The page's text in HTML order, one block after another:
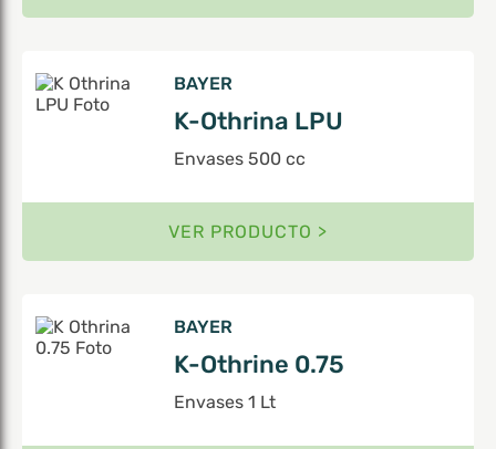
BAYER
K-Othrina LPU
Envases 500 cc
VER PRODUCTO >
BAYER
K-Othrine 0.75
Envases 1 Lt